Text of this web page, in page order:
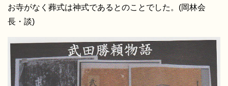
お寺がなく葬式は神式であるとのことでした。(岡林会
長・談)